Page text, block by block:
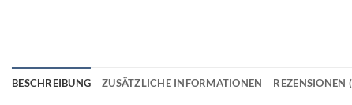
BESCHREIBUNG ZUSÄTZLICHE INFORMATIONEN REZENSIONEN